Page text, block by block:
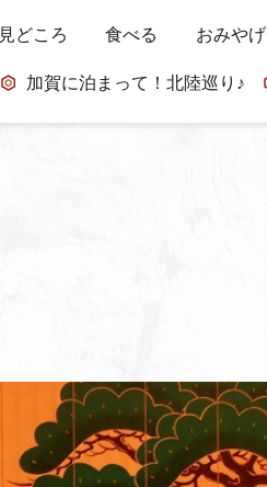
見どころ 食べる おみやげ
加賀に泊まって！北陸巡り♪